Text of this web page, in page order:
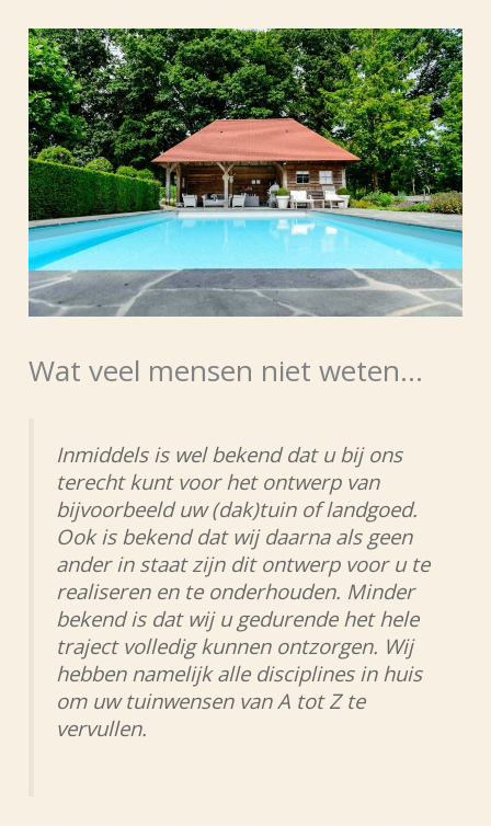
content
Wat veel mensen niet weten…
Inmiddels is wel bekend dat u bij ons
terecht kunt voor het ontwerp van
bijvoorbeeld uw (dak)tuin of landgoed.
Ook is bekend dat wij daarna als geen
ander in staat zijn dit ontwerp voor u te
realiseren en te onderhouden. Minder
bekend is dat wij u gedurende het hele
traject volledig kunnen ontzorgen. Wij
hebben namelijk alle disciplines in huis
om uw tuinwensen van A tot Z te
vervullen.